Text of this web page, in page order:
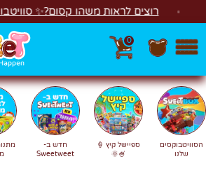
רוצים לראות משהו קסום?✨ סוויטבוקס MAGIC הפך ל"מכונת משחקים"! 🎁🕹️
0
חפשחיפוש
הסוויטבוקסים
שלנו
ספיישל קיץ 🍦
🍧🌞
חדש ב-
Sweetweet